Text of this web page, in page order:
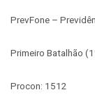
PrevFone –
Primeiro Batalhão
Procon: 1512